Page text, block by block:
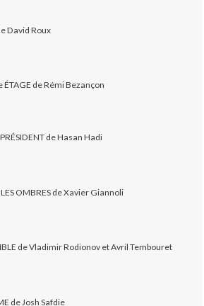
David Roux
ÉTAGE de Rémi Bezançon
de Hasan Hadi
LES OMBRES de Xavier Giannoli
de Vladimir Rodionov et Avril Tembouret
de Josh Safdie